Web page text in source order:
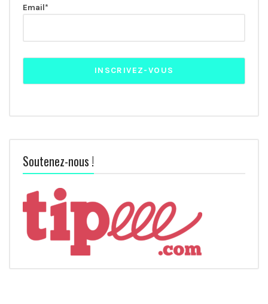
Email*
Soutenez-nous !